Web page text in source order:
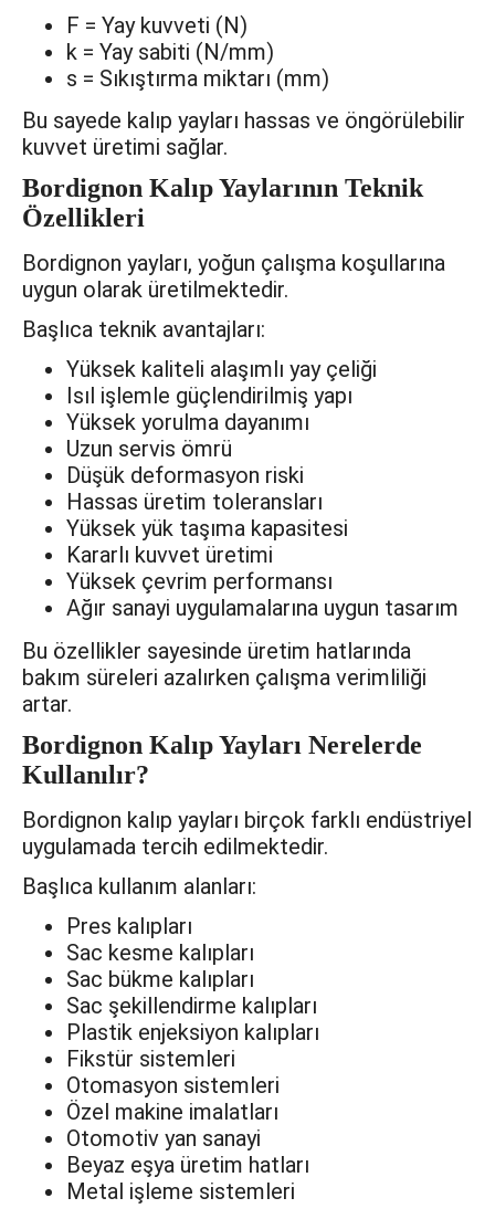
F = Yay kuvveti (N)
k = Yay sabiti (N/mm)
s = Sıkıştırma miktarı (mm)
Bu sayede kalıp yayları hassas ve öngörülebilir
kuvvet üretimi sağlar.
Bordignon Kalıp Yaylarının Teknik
Özellikleri
Bordignon yayları, yoğun çalışma koşullarına
uygun olarak üretilmektedir.
Başlıca teknik avantajları:
Yüksek kaliteli alaşımlı yay çeliği
Isıl işlemle güçlendirilmiş yapı
Yüksek yorulma dayanımı
Uzun servis ömrü
Düşük deformasyon riski
Hassas üretim toleransları
Yüksek yük taşıma kapasitesi
Kararlı kuvvet üretimi
Yüksek çevrim performansı
Ağır sanayi uygulamalarına uygun tasarım
Bu özellikler sayesinde üretim hatlarında
bakım süreleri azalırken çalışma verimliliği
artar.
Bordignon Kalıp Yayları Nerelerde
Kullanılır?
Bordignon kalıp yayları birçok farklı endüstriyel
uygulamada tercih edilmektedir.
Başlıca kullanım alanları:
Pres kalıpları
Sac kesme kalıpları
Sac bükme kalıpları
Sac şekillendirme kalıpları
Plastik enjeksiyon kalıpları
Fikstür sistemleri
Otomasyon sistemleri
Özel makine imalatları
Otomotiv yan sanayi
Beyaz eşya üretim hatları
Metal işleme sistemleri